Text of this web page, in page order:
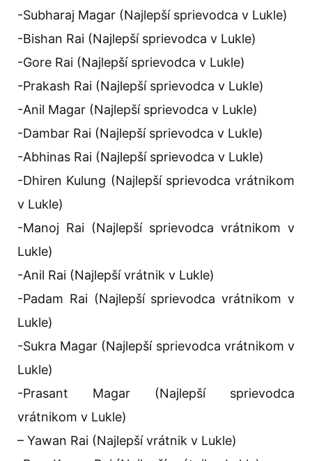
-Subharaj Magar (Najlepší sprievodca v Lukle)
-Bishan Rai (Najlepší sprievodca v Lukle)
-Gore Rai (Najlepší sprievodca v Lukle)
-Prakash Rai (Najlepší sprievodca v Lukle)
-Anil Magar (Najlepší sprievodca v Lukle)
-Dambar Rai (Najlepší sprievodca v Lukle)
-Abhinas Rai (Najlepší sprievodca v Lukle)
-Dhiren Kulung (Najlepší sprievodca vrátnikom
v Lukle)
-Manoj Rai (Najlepší sprievodca vrátnikom v
Lukle)
-Anil Rai (Najlepší vrátnik v Lukle)
-Padam Rai (Najlepší sprievodca vrátnikom v
Lukle)
-Sukra Magar (Najlepší sprievodca vrátnikom v
Lukle)
-Prasant Magar (Najlepší sprievodca
vrátnikom v Lukle)
– Yawan Rai (Najlepší vrátnik v Lukle)